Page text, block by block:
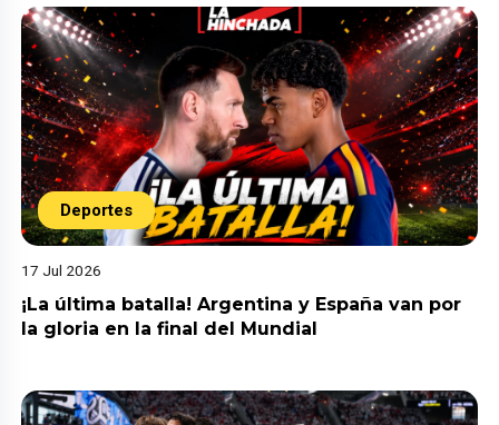
Deportes
17 Jul 2026
¡La última batalla! Argentina y España van por
la gloria en la final del Mundial